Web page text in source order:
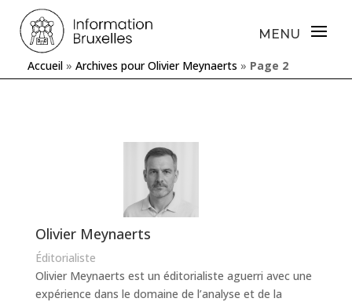
Accueil » Archives pour Olivier Meynaerts » Page 2
Olivier Meynaerts
Éditorialiste
Olivier Meynaerts est un éditorialiste aguerri avec une
expérience dans le domaine de l’analyse et de la